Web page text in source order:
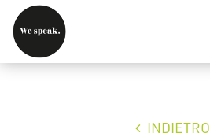
INDIETRO